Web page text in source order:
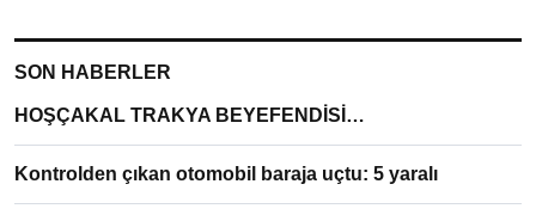
SON HABERLER
HOŞÇAKAL TRAKYA BEYEFENDİSİ…
Kontrolden çıkan otomobil baraja uçtu: 5 yaralı